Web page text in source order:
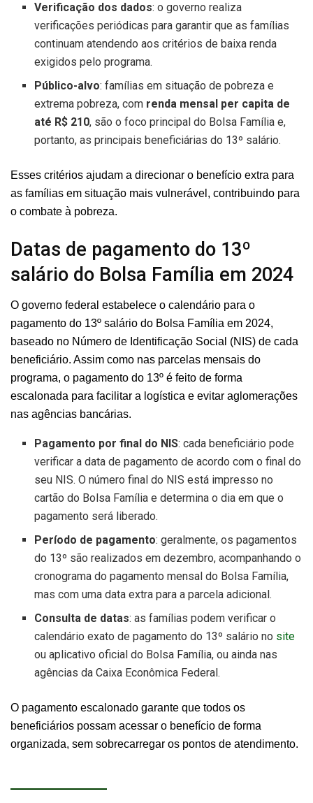
Verificação dos dados: o governo realiza
verificações periódicas para garantir que as famílias
continuam atendendo aos critérios de baixa renda
exigidos pelo programa.
Público-alvo: famílias em situação de pobreza e
extrema pobreza, com renda mensal per capita de
até R$ 210, são o foco principal do Bolsa Família e,
portanto, as principais beneficiárias do 13º salário.
Esses critérios ajudam a direcionar o benefício extra para
as famílias em situação mais vulnerável, contribuindo para
o combate à pobreza.
Datas de pagamento do 13º
salário do Bolsa Família em 2024
O governo federal estabelece o calendário para o
pagamento do 13⁠º salário do Bolsa Família em 2024,
baseado no Número de Identificação Social (NIS) de cada
beneficiário. Assim como nas parcelas mensais do
programa, o pagamento do 13º é feito de forma
escalonada para facilitar a logística e evitar aglomerações
nas agências bancárias.
Pagamento por final do NIS: cada beneficiário pode
verificar a data de pagamento de acordo com o final do
seu NIS. O número final do NIS está impresso no
cartão do Bolsa Família e determina o dia em que o
pagamento será liberado.
Período de pagamento: geralmente, os pagamentos
do 13º são realizados em dezembro, acompanhando o
cronograma do pagamento mensal do Bolsa Família,
mas com uma data extra para a parcela adicional.
Consulta de datas: as famílias podem verificar o
calendário exato de pagamento do 13º salário no site
ou aplicativo oficial do Bolsa Família, ou ainda nas
agências da Caixa Econômica Federal.
O pagamento escalonado garante que todos os
beneficiários possam acessar o benefício de forma
organizada, sem sobrecarregar os pontos de atendimento.